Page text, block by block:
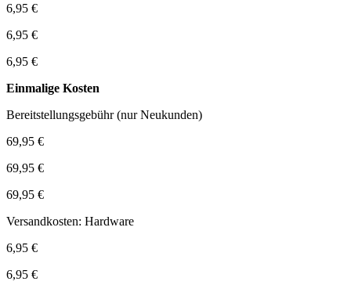
6,95 €
6,95 €
6,95 €
Einmalige Kosten
Bereitstellungsgebühr (nur Neukunden)
69,95 €
69,95 €
69,95 €
Versandkosten: Hardware
6,95 €
6,95 €